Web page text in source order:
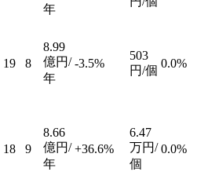
年
19 8
8.99
億円/
年
-3.5%
503
円/個
0.0%
18 9
8.66
億円/
年
+36.6%
6.47
万円/
個
0.0%